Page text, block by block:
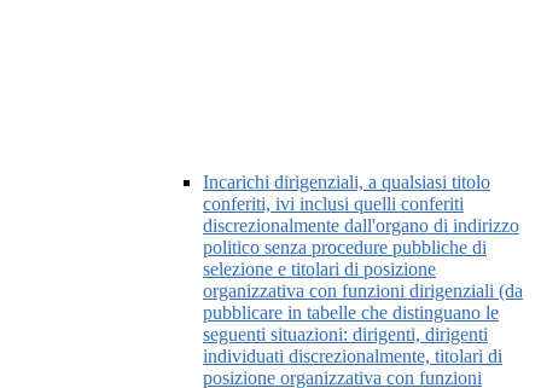
Incarichi dirigenziali, a qualsiasi titolo
conferiti, ivi inclusi quelli conferiti
discrezionalmente dall'organo di indirizzo
politico senza procedure pubbliche di
selezione e titolari di posizione
organizzativa con funzioni dirigenziali (da
pubblicare in tabelle che distinguano le
seguenti situazioni: dirigenti, dirigenti
individuati discrezionalmente, titolari di
posizione organizzativa con funzioni